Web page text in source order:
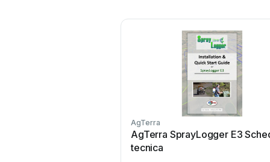
AgTerra
AgTerra SprayLogger E3
tecnica